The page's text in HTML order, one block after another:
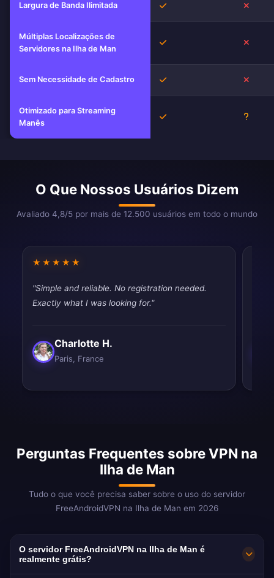
Largura de Banda Ilimitada Sim
Múltiplas Localizações de
Servidores na Ilha de Man
Sim
Sem Necessidade de Cadastro Sim
Otimizado para Streaming
Manês
Sim
O Que Nossos Usuários Dizem
Avaliado 4,8/5 por mais de 12.500 usuários em todo o mundo
★★★★★
"Simple and reliable. No registration needed.
Exactly what I was looking for."
Charlotte H.
Paris, France
Perguntas Frequentes sobre VPN na
Ilha de Man
Tudo o que você precisa saber sobre o uso do servidor
FreeAndroidVPN na Ilha de Man em 2026
O servidor FreeAndroidVPN na Ilha de Man é
realmente grátis?